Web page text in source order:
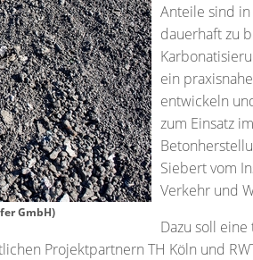
GmbH)
Anteile sind in
dauerhaft zu
ein
entwickeln
zum Einsatz
Siebert vom
Verkehr und
Dazu soll
Projektpartnern TH Köln und